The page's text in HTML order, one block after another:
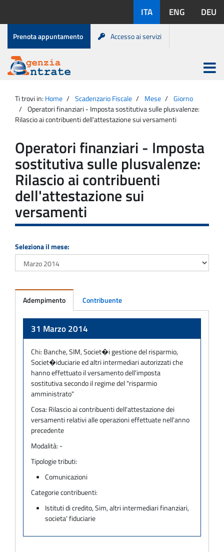
contenuto
disponibili:
ITA ENG DEU
Menu
di
servizio
Prenota appuntamento Accesso ai servizi
Agenzia
Entrate
Apri
menu
principale
Ti trovi in: Home Scadenzario Fiscale Mese
Giorno
Operatori finanziari - Imposta sostitutiva sulle plusvalenze:
Rilascio ai contribuenti dell'attestazione sui versamenti
Operatori finanziari - Imposta
sostitutiva sulle plusvalenze:
Rilascio ai contribuenti
dell'attestazione sui
versamenti
Seleziona il mese:
Adempimento Contribuente
31 Marzo 2014
Chi: Banche, SIM, Societ�i gestione del risparmio,
Societ�iduciarie ed altri intermediari autorizzati che
hanno effettuato il versamento dell'imposta
sostitutiva secondo il regime del "risparmio
amministrato"
Cosa: Rilascio ai contribuenti dell'attestazione dei
versamenti relativi alle operazioni effettuate nell'anno
precedente
Modalità: -
Tipologie tributi:
Comunicazioni
Categorie contribuenti:
Istituti di credito, Sim, altri intermediari finanziari,
societa' fiduciarie